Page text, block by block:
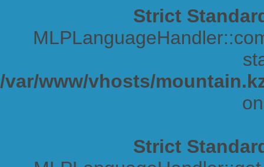
Strict
/var/www/vhosts/
Strict